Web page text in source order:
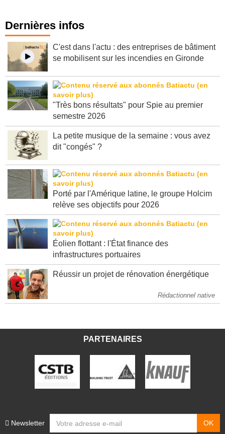
Dernières infos
C'est dans l'actu : des entreprises de bâtiment
"Très bons résultats" pour Spie au premier
La petite musique de la semaine : vous avez
Porté par l'Amérique latine, le groupe Holcim
Éolien flottant : l'État finance des
Rédactionnel native